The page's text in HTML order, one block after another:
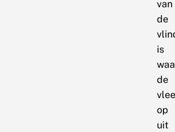
van
de
is
de
op
uit